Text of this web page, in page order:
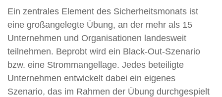
Ein zentrales Element des Sicherheitsmonats ist
eine großangelegte Übung, an der mehr als 15
Unternehmen und Organisationen landesweit
teilnehmen. Beprobt wird ein Black-Out-Szenario
bzw. eine Strommangellage. Jedes beteiligte
Unternehmen entwickelt dabei ein eigenes
Szenario, das im Rahmen der Übung durchgespielt